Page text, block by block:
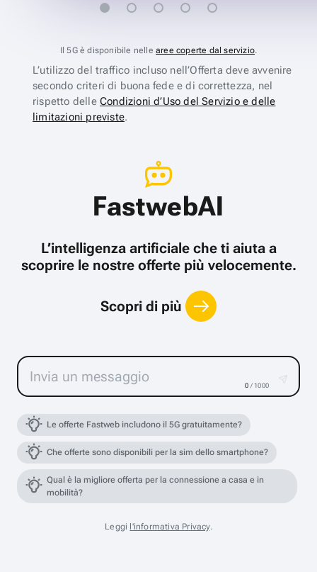
Il 5G è disponibile nelle aree coperte dal servizio.
L’utilizzo del traffico incluso nell’Offerta deve avvenire
secondo criteri di buona fede e di correttezza, nel
rispetto delle Condizioni d’Uso del Servizio e delle
limitazioni previste.
FastwebAI
L’intelligenza artificiale che ti aiuta a
scoprire le nostre offerte più velocemente.
Scopri di più
0 / 1000
Le offerte Fastweb includono il 5G gratuitamente?
Che offerte sono disponibili per la sim dello smartphone?
Qual è la migliore offerta per la connessione a casa e in
mobilità?
Leggi l'informativa Privacy.